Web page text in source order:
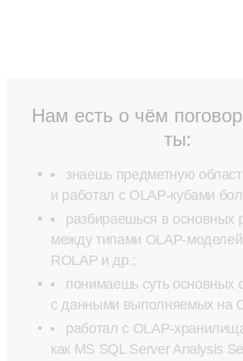
Нам есть о чём
ты:
знаешь предметную
и работал с OLAP-кубами
разбираешься в основных
между типами OLAP-
ROLAP и др.;
понимаешь суть основных
с данными выполняемых на
работал с OLAP-
как MS SQL Server Analysis